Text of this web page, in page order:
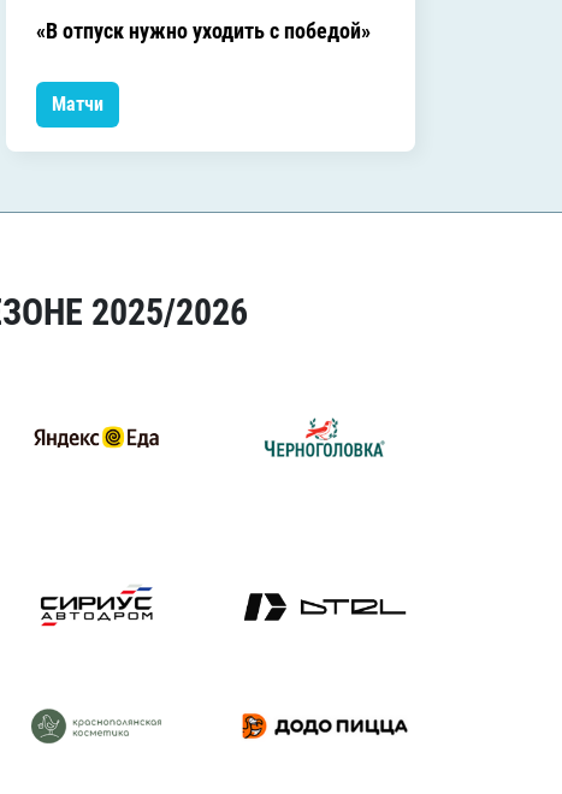
«В отпуск нужно уходить с победой»
Матчи
2025/2026